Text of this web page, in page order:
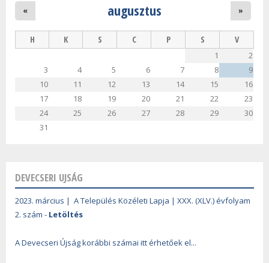
augusztus
« »
H K S C P S V
1
2
3
4 5 6 7 8
9
10
11 12 13 14 15
16
17
18 19 20 21 22
23
24
25 26 27 28 29
30
31
DEVECSERI UJSÁG
2023. március | A Település Közéleti Lapja | XXX. (XLV.) évfolyam
2. szám - Letöltés
A Devecseri Újság korábbi számai itt érhetőek el...